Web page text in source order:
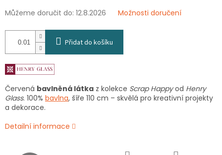
Můžeme doručit do: 12.8.2026 Možnosti doručení
Přidat do košíku
Červená bavlněná látka z kolekce Scrap Happyod Henry
Glass. 100% bavlna, šíře 110 cm – skvělá pro kreativní projekty
a dekorace.
Detailní informace